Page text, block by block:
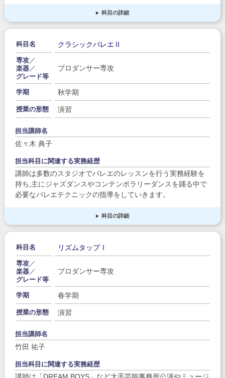
科目の詳細
科目名 クラシックバレエⅡ
専攻／
楽器／
グレード等
プロダンサー専攻
学期 秋学期
授業の形態 演習
担当講師名
佐々木 典子
担当科目に関連する実務経歴
講師は多数のスタジオでバレエのレッスンを行う実務経験を
持ち,主にジャズダンスやコンテンポラリーダンスを踊る中で
必要なバレエテクニックの指導をしていきます。
科目の詳細
科目名 リズムタップⅠ
専攻／
楽器／
グレード等
プロダンサー専攻
学期 春学期
授業の形態 演習
担当講師名
竹田 祐子
担当科目に関連する実務経歴